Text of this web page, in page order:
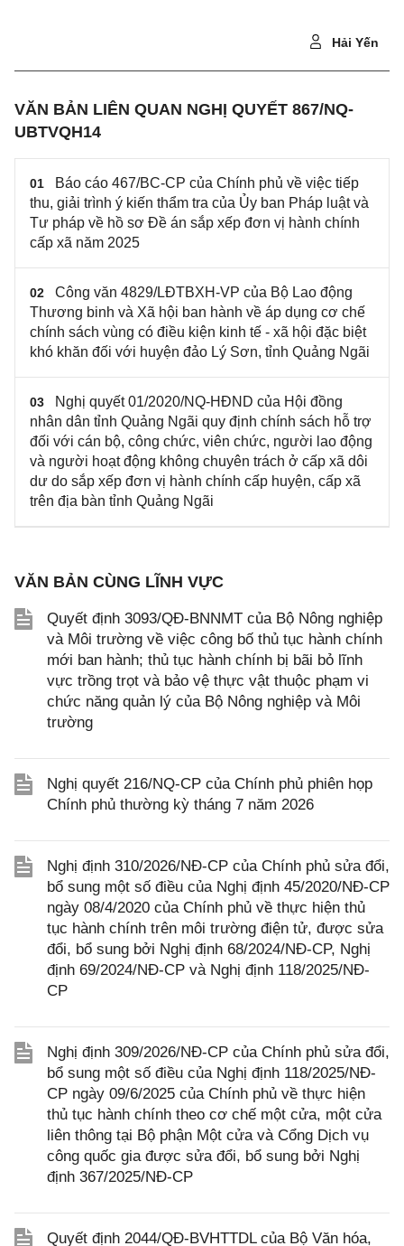
Hải Yến
VĂN BẢN LIÊN QUAN NGHỊ QUYẾT 867/NQ-
UBTVQH14
01
Báo cáo 467/BC-CP của Chính phủ về việc tiếp
thu, giải trình ý kiến thẩm tra của Ủy ban Pháp luật và
Tư pháp về hồ sơ Đề án sắp xếp đơn vị hành chính
cấp xã năm 2025
02
Công văn 4829/LĐTBXH-VP của Bộ Lao động
Thương binh và Xã hội ban hành về áp dụng cơ chế
chính sách vùng có điều kiện kinh tế - xã hội đặc biệt
khó khăn đối với huyện đảo Lý Sơn, tỉnh Quảng Ngãi
03
Nghị quyết 01/2020/NQ-HĐND của Hội đồng
nhân dân tỉnh Quảng Ngãi quy định chính sách hỗ trợ
đối với cán bộ, công chức, viên chức, người lao động
và người hoạt động không chuyên trách ở cấp xã dôi
dư do sắp xếp đơn vị hành chính cấp huyện, cấp xã
trên địa bàn tỉnh Quảng Ngãi
VĂN BẢN CÙNG LĨNH VỰC
Quyết định 3093/QĐ-BNNMT của Bộ Nông nghiệp
và Môi trường về việc công bố thủ tục hành chính
mới ban hành; thủ tục hành chính bị bãi bỏ lĩnh
vực trồng trọt và bảo vệ thực vật thuộc phạm vi
chức năng quản lý của Bộ Nông nghiệp và Môi
trường
Nghị quyết 216/NQ-CP của Chính phủ phiên họp
Chính phủ thường kỳ tháng 7 năm 2026
Nghị định 310/2026/NĐ-CP của Chính phủ sửa đổi,
bổ sung một số điều của Nghị định 45/2020/NĐ-CP
ngày 08/4/2020 của Chính phủ về thực hiện thủ
tục hành chính trên môi trường điện tử, được sửa
đổi, bổ sung bởi Nghị định 68/2024/NĐ-CP, Nghị
định 69/2024/NĐ-CP và Nghị định 118/2025/NĐ-
CP
Nghị định 309/2026/NĐ-CP của Chính phủ sửa đổi,
bổ sung một số điều của Nghị định 118/2025/NĐ-
CP ngày 09/6/2025 của Chính phủ về thực hiện
thủ tục hành chính theo cơ chế một cửa, một cửa
liên thông tại Bộ phận Một cửa và Cổng Dịch vụ
công quốc gia được sửa đổi, bổ sung bởi Nghị
định 367/2025/NĐ-CP
Quyết định 2044/QĐ-BVHTTDL của Bộ Văn hóa,